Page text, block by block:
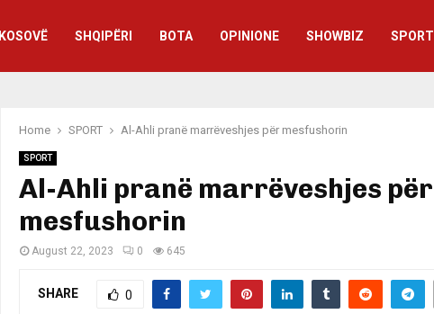
KOSOVË SHQIPËRI BOTA OPINIONE SHOWBIZ SPORT
Home SPORT Al-Ahli pranë marrëveshjes për mesfushorin
SPORT
Al-Ahli pranë marrëveshjes për
mesfushorin
August 22, 2023 0 645
SHARE 0